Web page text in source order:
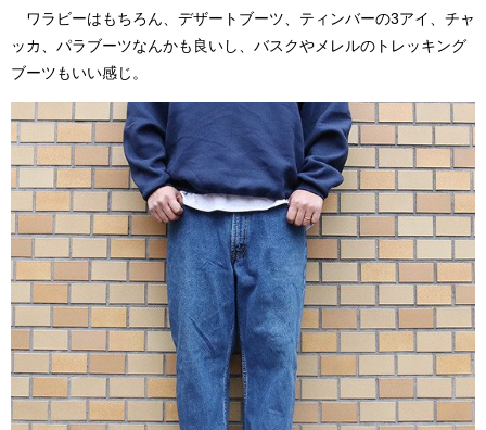
ワラビーはもちろん、デザートブーツ、ティンバーの3アイ、チャ
ッカ、パラブーツなんかも良いし、バスクやメレルのトレッキング
ブーツもいい感じ。